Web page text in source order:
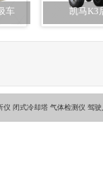
车 凯马K3
仪 闭式冷却塔 气体检测仪 驾驶